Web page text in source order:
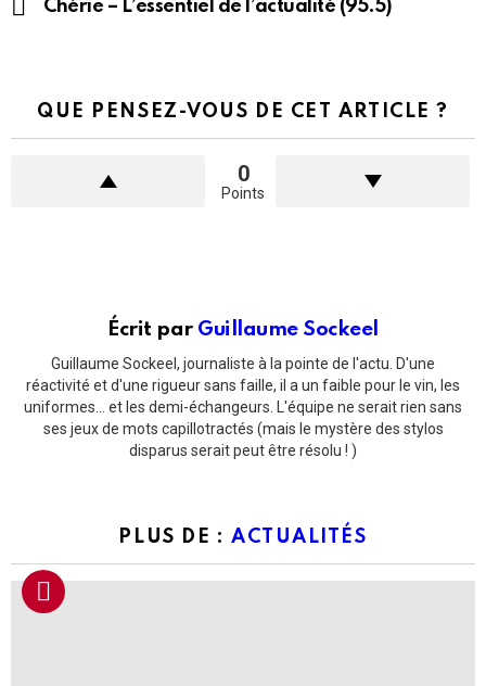
Chérie – L’essentiel de l’actualité (95.5)
QUE PENSEZ-VOUS DE CET ARTICLE ?
0
Points
Écrit par Guillaume Sockeel
Guillaume Sockeel, journaliste à la pointe de l'actu. D'une
réactivité et d'une rigueur sans faille, il a un faible pour le vin, les
uniformes... et les demi-échangeurs. L'équipe ne serait rien sans
ses jeux de mots capillotractés (mais le mystère des stylos
disparus serait peut être résolu ! )
PLUS DE : ACTUALITÉS